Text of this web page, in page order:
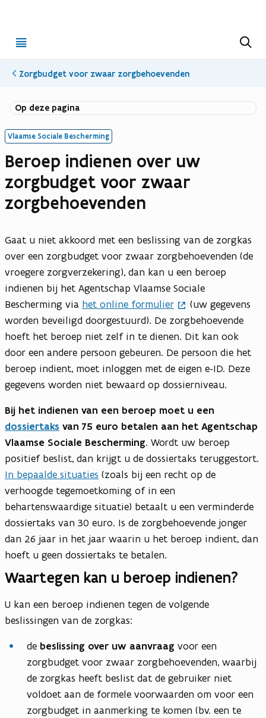
menu
Zorgbudget voor zwaar zorgbehoevenden
Op deze pagina
Vlaamse Sociale Bescherming
Beroep indienen over uw
zorgbudget voor zwaar
zorgbehoevenden
Gaat u niet akkoord met een beslissing van de zorgkas
over een zorgbudget voor zwaar zorgbehoevenden (de
vroegere zorgverzekering), dan kan u een beroep
indienen bij het Agentschap Vlaamse Sociale
Bescherming via het online formulier
(uw gegevens
worden beveiligd doorgestuurd). De zorgbehoevende
hoeft het beroep niet zelf in te dienen. Dit kan ook
door een andere persoon gebeuren. De persoon die het
beroep indient, moet inloggen met de eigen e-ID. Deze
gegevens worden niet bewaard op dossierniveau.
Bij het indienen van een beroep moet u een
dossiertaks van 75 euro betalen aan het Agentschap
Vlaamse Sociale Bescherming. Wordt uw beroep
positief beslist, dan krijgt u de dossiertaks teruggestort.
In bepaalde situaties (zoals bij een recht op de
verhoogde tegemoetkoming of in een
behartenswaardige situatie) betaalt u een verminderde
dossiertaks van 30 euro. Is de zorgbehoevende jonger
dan 26 jaar in het jaar waarin u het beroep indient, dan
hoeft u geen dossiertaks te betalen.
Waartegen kan u beroep indienen?
U kan een beroep indienen tegen de volgende
beslissingen van de zorgkas:
de beslissing over uw aanvraag voor een
zorgbudget voor zwaar zorgbehoevenden, waarbij
de zorgkas heeft beslist dat de gebruiker niet
voldoet aan de formele voorwaarden om voor een
zorgbudget in aanmerking te komen (bv. een te